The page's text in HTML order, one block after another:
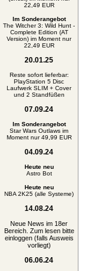
22,49 EUR
Im Sonderangebot
The Witcher 3: Wild Hunt -
Complete Edition (AT
Version) im Moment nur
22,49 EUR
20.01.25
Reste sofort lieferbar:
PlayStation 5 Disc
Laufwerk SLIM + Cover
und 2 Standfüßen
07.09.24
Im Sonderangebot
Star Wars Outlaws im
Moment nur 49,99 EUR
04.09.24
Heute neu
Astro Bot
Heute neu
NBA 2K25 (alle Systeme)
14.08.24
Neue News im 18er
Bereich. Zum lesen bitte
einloggen (falls Ausweis
vorliegt)
06.06.24